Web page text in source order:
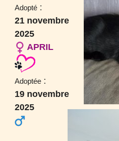
Adopté :
21 novembre
2025
APRIL
Adoptée :
19 novembre
2025